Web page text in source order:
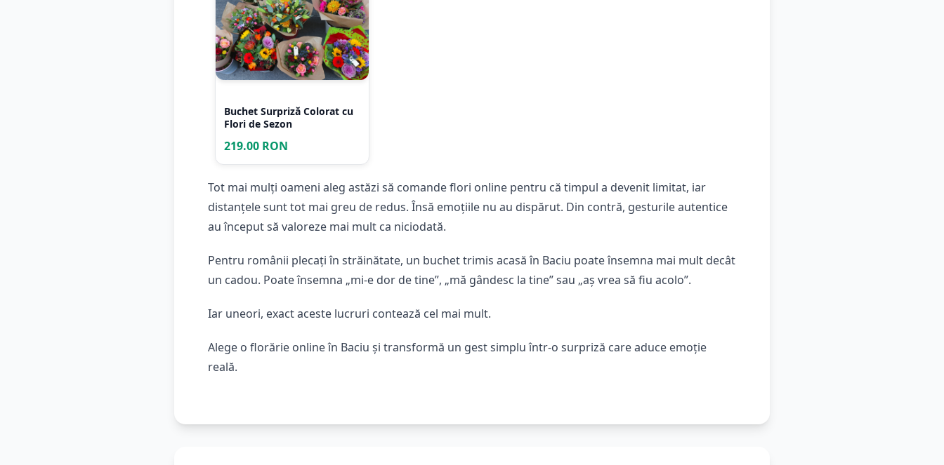
Buchet Surpriză Colorat cu
Flori de Sezon
219.00 RON
Tot mai mulți oameni aleg astăzi să comande flori online pentru că timpul a devenit limitat, iar
distanțele sunt tot mai greu de redus. Însă emoțiile nu au dispărut. Din contră, gesturile autentice
au început să valoreze mai mult ca niciodată.
Pentru românii plecați în străinătate, un buchet trimis acasă în Baciu poate însemna mai mult decât
un cadou. Poate însemna „mi-e dor de tine”, „mă gândesc la tine” sau „aș vrea să fiu acolo”.
Iar uneori, exact aceste lucruri contează cel mai mult.
Alege o florărie online în Baciu și transformă un gest simplu într-o surpriză care aduce emoție
reală.